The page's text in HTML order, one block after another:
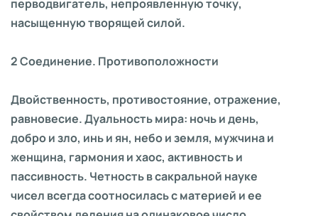
перводвигатель, непроявленную точку,
насыщенную творящей силой.
2 Соединение. Противоположности
Двойственность, противостояние, отражение,
равновесие. Дуальность мира: ночь и день,
добро и зло, инь и ян, небо и земля, мужчина и
женщина, гармония и хаос, активность и
пассивность. Четность в сакральной науке
чисел всегда соотносилась с материей и ее